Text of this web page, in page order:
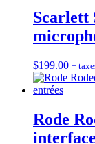
Scarlett
$199.00 +
Rode